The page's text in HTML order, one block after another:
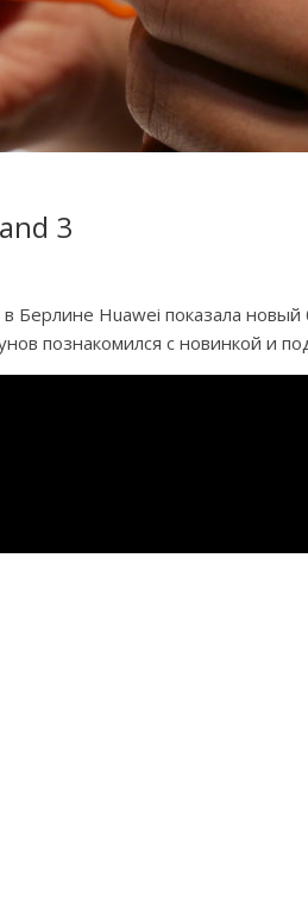
3
Берлине Huawei показала новый
познакомился с новинкой и